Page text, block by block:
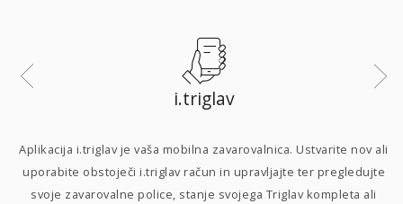
i.triglav
Aplikacija i.triglav je vaša mobilna zavarovalnica. Ustvarite nov ali
uporabite obstoječi i.triglav račun in upravljajte ter pregledujte
svoje zavarovalne police, stanje svojega Triglav kompleta ali